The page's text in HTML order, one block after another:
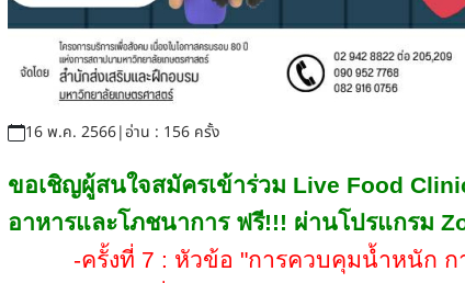
16 พ.ค. 2566|อ่าน : 156 ครั้ง
ขอเชิญผู้สนใจสมัครเข้าร่วม Live Food
อาหารและโภชนาการ ฟรี!!! ผ่านโปรแกรม
-ครั้งที่ 7 : หัวข้อ "การควบคุมน้ำหนัก ก